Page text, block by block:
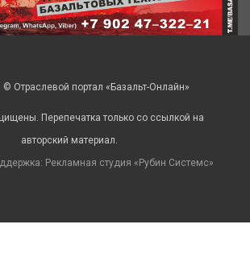
Отраслевой портал «Базальт-Онлайн»
Перепечатка только со ссылкой на
авторский материал.
Рекламная студия « Рубин Системс»